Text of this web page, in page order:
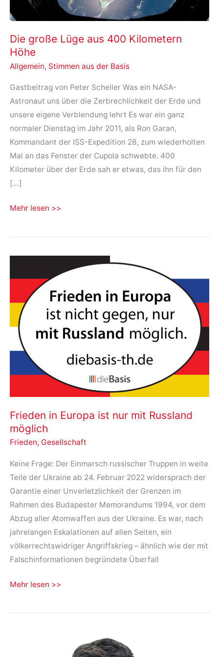
Die große Lüge aus 400 Kilometern
Höhe
Allgemein, Stimmen aus der Basis
Gastbeitrag von Peter Scheller Was ein NASA-
Astronaut uns über die Zerbrechlichkeit der Erde und
unsere eigene Verblendung lehrt Es war ein ganz
normaler Dienstag im Jahr 2011, als Ron Garan,
Kommandant der ISS-Expedition 28, zum wiederholten
Mal an das Fenster der Cupola schwebte. 400
Kilometer über der Erde sah er etwas, das ihn für den
[…]
Die
Lüge
Mehr lesen >>
Frieden in Europa ist nur mit Russland
möglich
Frieden, Gesellschaft
Keine Frage: Der Einmarsch russischer Truppen in weite
Teile der Ukraine ab 24. Februar 2022 widersprach der
Garantie einer Unverletzlichkeit der Grenzen im
Rahmen des Budapester Memorandums 1994, vor dem
Abzug aller Atomwaffen aus der Ukraine. Es war, nach
jahrelangen Eskalationen auf allen Seiten, ein
völkerrechtswidriger Angriffskrieg – ähnlich wie der mit
Falschinformationen begründete Überfall
Frieden
Europa
Mehr lesen >>